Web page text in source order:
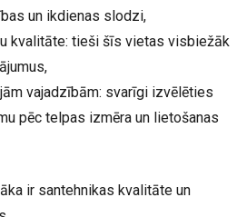
un ikdienas slodzi,
kvalitāte: tieši šīs vietas visbiežāk
vajadzībām: svarīgi izvēlēties
pēc telpas izmēra un lietošanas
ir santehnikas kvalitāte un